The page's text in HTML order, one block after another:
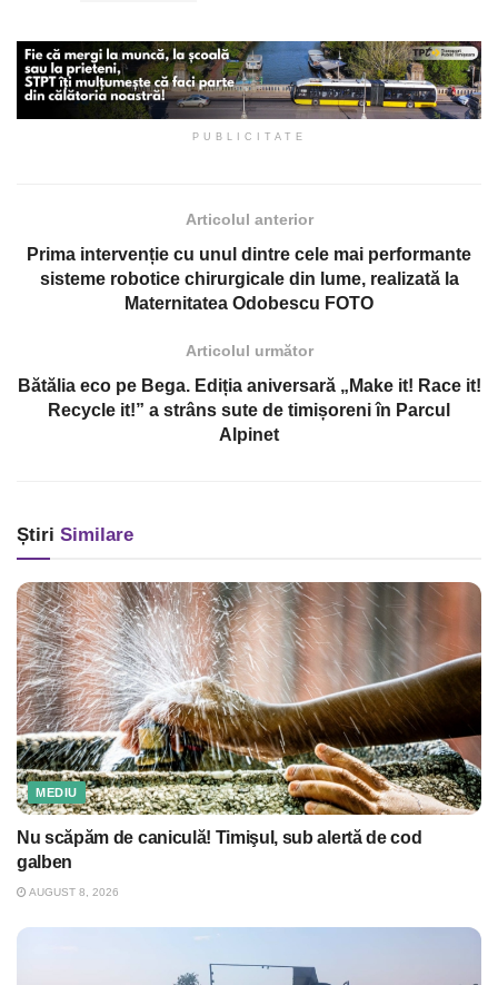
PUBLICITATE
Articolul anterior
Prima intervenție cu unul dintre cele mai performante
sisteme robotice chirurgicale din lume, realizată la
Maternitatea Odobescu FOTO
Articolul următor
Bătălia eco pe Bega. Ediția aniversară „Make it! Race it!
Recycle it!” a strâns sute de timișoreni în Parcul
Alpinet
Știri Similare
MEDIU
Nu scăpăm de caniculă! Timişul, sub alertă de cod
galben
AUGUST 8, 2026